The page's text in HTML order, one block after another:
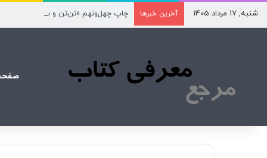
شنبه, 17 مرداد 1405 آخرین خبرها چاپ چهل‌ونهم «تن‌تن و سندباد» از مرز ۲۰۰ هزار نسخه گذشت